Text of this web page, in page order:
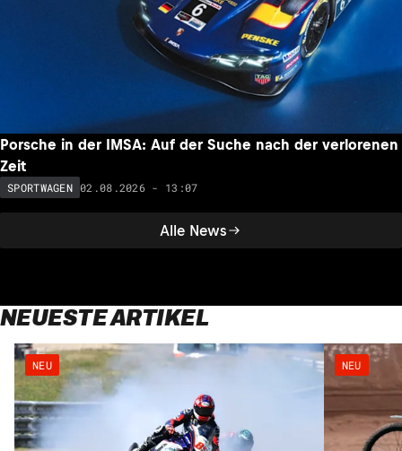
Alle News
Porsche in der IMSA: Auf der Suche nach der verlorenen
Zeit
SPORTWAGEN 02.08.2026 - 13:07
NEUESTE ARTIKEL
NEU NEU